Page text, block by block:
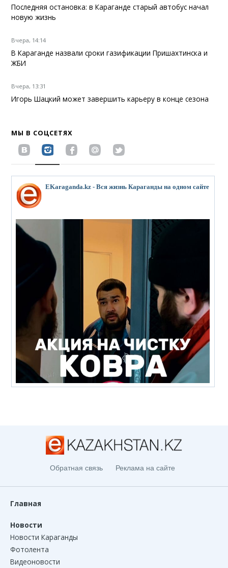
Последняя остановка: в Караганде старый автобус начал
новую жизнь
Вчера, 14:14
В Караганде назвали сроки газификации Пришахтинска и
ЖБИ
Вчера, 13:31
Игорь Шацкий может завершить карьеру в конце сезона
МЫ В СОЦСЕТЯХ
EKaraganda.kz - Вся жизнь Караганды на одном сайте
Обратная связь Реклама на сайте
Главная
Новости
Новости Караганды
Фотолента
Видеоновости